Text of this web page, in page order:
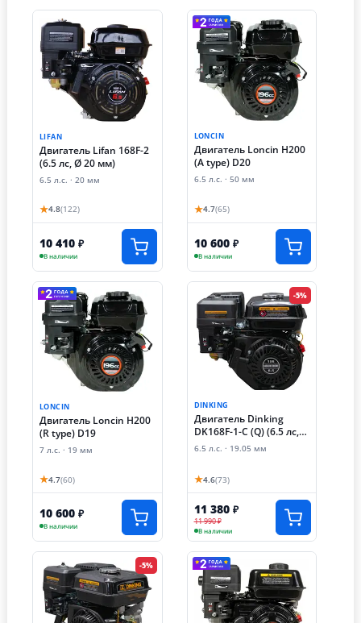
LIFAN
Двигатель Lifan 168F-2
(6.5 лс, Ø 20 мм)
6.5 л.с. · 20 мм
★4.8(122)
10 410 ₽
В наличии
LONCIN
Двигатель Loncin H200
(A type) D20
6.5 л.с. · 50 мм
★4.7(65)
10 600 ₽
В наличии
LONCIN
Двигатель Loncin H200
(R type) D19
7 л.с. · 19 мм
★4.7(60)
10 600 ₽
В наличии
-5%
DINKING
Двигатель Dinking
DK168F-1-C (Q) (6.5 лс,
19.05 мм)
6.5 л.с. · 19.05 мм
★4.6(73)
11 380 ₽
11 990 ₽
В наличии
-5%